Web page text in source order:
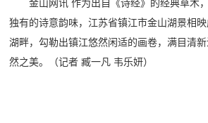
金山网讯 作为出自《诗经》的经典草木
独有的诗意韵味，江苏省镇江市金山湖景相
湖畔，勾勒出镇江悠然闲适的画卷，满目清
然之美。（记者 臧一凡 韦乐妍）